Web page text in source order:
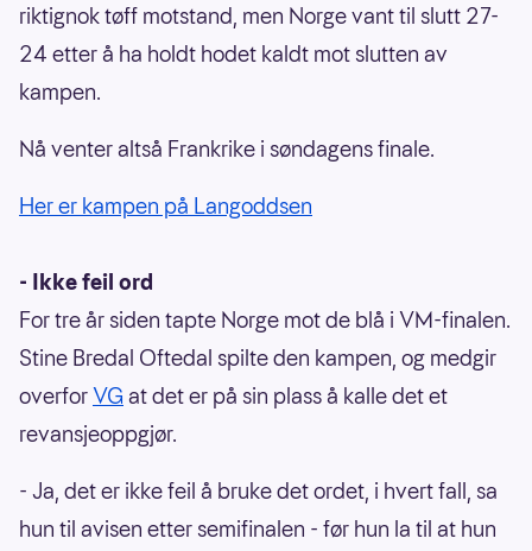
riktignok tøff motstand, men Norge vant til slutt 27-
24 etter å ha holdt hodet kaldt mot slutten av
kampen.
Nå venter altså Frankrike i søndagens finale.
Her er kampen på Langoddsen
- Ikke feil ord
For tre år siden tapte Norge mot de blå i VM-finalen.
Stine Bredal Oftedal spilte den kampen, og medgir
overforVG at det er på sin plass å kalle det et
revansjeoppgjør.
- Ja, det er ikke feil å bruke det ordet, i hvert fall, sa
hun til avisen etter semifinalen - før hun la til at hun